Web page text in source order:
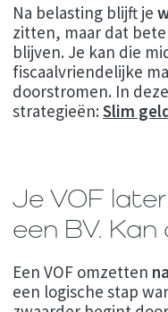
Na belasting blijft je
zitten, maar dat
blijven. Je kan die
fiscaalvriendelijke
doorstromen. In
strategieën:Slim
Je VOF
een BV. Kan
Een VOF omzetten
een logische stap